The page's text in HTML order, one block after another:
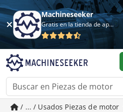
Machineseeker
Gratis en la tienda de aplicaciones
/ ... / Usados Piezas de motor